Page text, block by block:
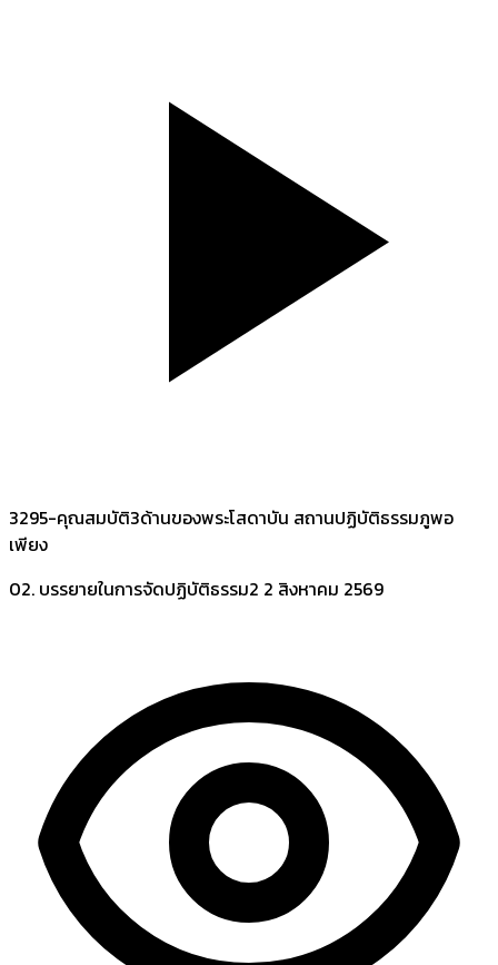
3295-คุณสมบัติ3ด้านของพระโสดาบัน สถานปฏิบัติธรรมภูพอ
เพียง
02. บรรยายในการจัดปฏิบัติธรรม2 2 สิงหาคม 2569